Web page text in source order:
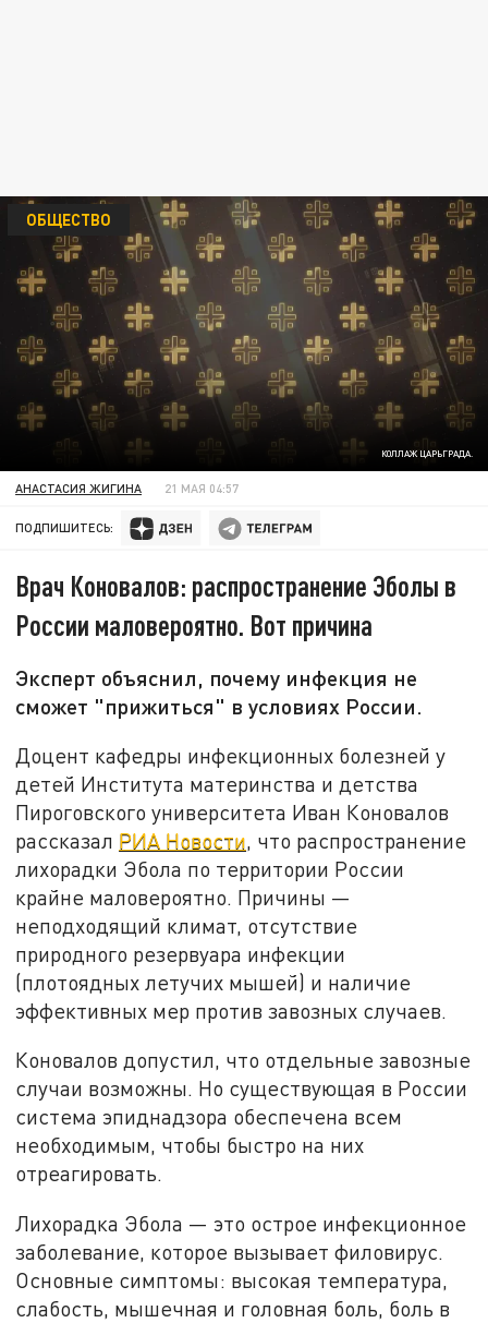
КОЛЛАЖ ЦАРЬГРАДА.
ОБЩЕСТВО
АНАСТАСИЯ ЖИГИНА 21 МАЯ 04:57
ПОДПИШИТЕСЬ:
Врач Коновалов: распространение Эболы в
России маловероятно. Вот причина
Эксперт объяснил, почему инфекция не
сможет "прижиться" в условиях России.
Доцент кафедры инфекционных болезней у
детей Института материнства и детства
Пироговского университета Иван Коновалов
рассказал РИА Новости, что распространение
лихорадки Эбола по территории России
крайне маловероятно. Причины —
неподходящий климат, отсутствие
природного резервуара инфекции
(плотоядных летучих мышей) и наличие
эффективных мер против завозных случаев.
Коновалов допустил, что отдельные завозные
случаи возможны. Но существующая в России
система эпиднадзора обеспечена всем
необходимым, чтобы быстро на них
отреагировать.
Лихорадка Эбола — это острое инфекционное
заболевание, которое вызывает филовирус.
Основные симптомы: высокая температура,
слабость, мышечная и головная боль, боль в